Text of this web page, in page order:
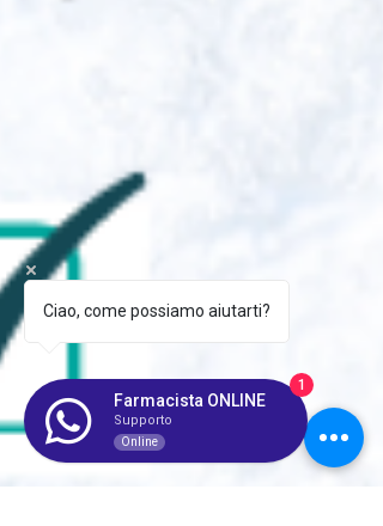
Ciao, come possiamo aiutarti?
Farmacista ONLINE
Supporto
Online
1